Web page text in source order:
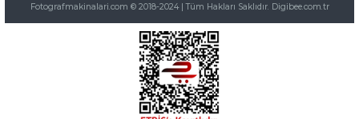
Fotografmakinalari.com © 2018-2024 | Tüm Hakları Saklıdır. Digibee.com.tr